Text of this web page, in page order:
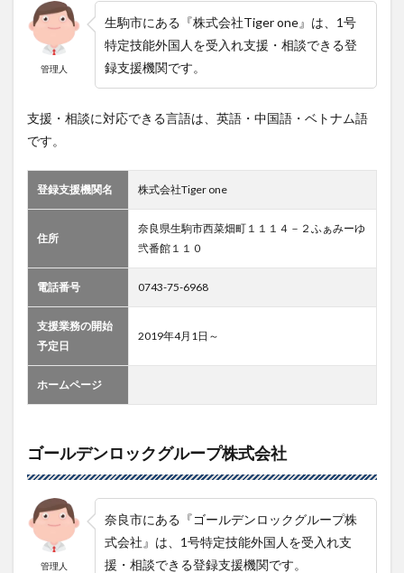
管理人
生駒市にある『株式会社Tiger one』は、1号
特定技能外国人を受入れ支援・相談できる登
録支援機関です。
支援・相談に対応できる言語は、英語・中国語・ベトナム語
です。
登録支援機関名 株式会社Tiger one
住所
奈良県生駒市西菜畑町１１１４－２ふぁみーゆ
弐番館１１０
電話番号 0743-75-6968
支援業務の開始
予定日
2019年4月1日～
ホームページ
ゴールデンロックグループ株式会社
管理人
奈良市にある『ゴールデンロックグループ株
式会社』は、1号特定技能外国人を受入れ支
援・相談できる登録支援機関です。